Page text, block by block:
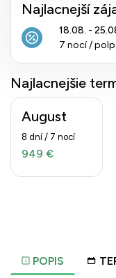
POPIS
Najlacnejší
18.08. -
7 nocí /
Najlacnejšie
August
8 dní / 7 nocí
949 €